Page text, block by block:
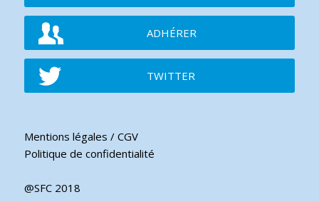
ADHÉRER
TWITTER
Mentions légales / CGV
Politique de confidentialité
@SFC 2018